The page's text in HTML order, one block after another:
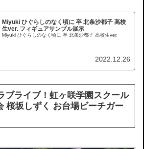
Miyuki ひぐらしのなく頃に 卒 北条沙都子 高校
生ver. フィギュアサンプル展示
Miyuki ひぐらしのなく頃に 卒 北条沙都子 高校生ver.
2022.12.26
ブライブ！虹ヶ咲学園スクール
桜坂しずく お台場ビーチガー